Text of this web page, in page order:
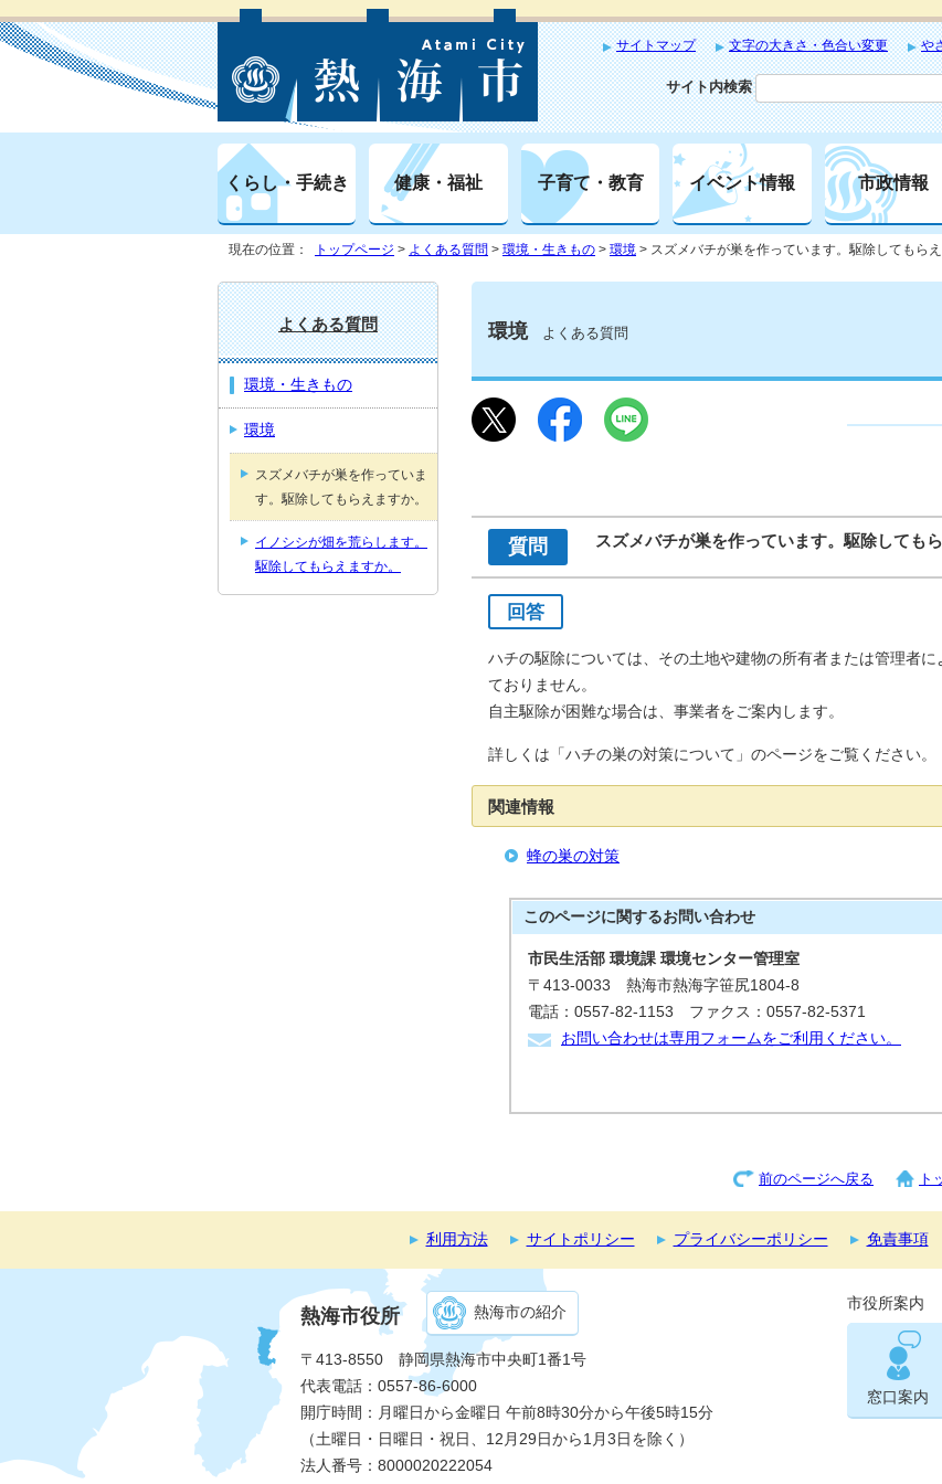
サイトマップ 文字の大きさ・色合い変更 や
サイト内検索
くらし・手続き 健康・福祉 子育て・教育 イベント情報 市政情報
現在の位置： トップページ > よくある質問 > 環境・生きもの > 環境 > スズメバチが巣を作っています。駆除してもらえ
環境よくある質問
質問 スズメバチが巣を作っています。駆除してもら
回答
ハチの駆除については、その土地や建物の所有者または管理者
ておりません。
自主駆除が困難な場合は、事業者をご案内します。
詳しくは「ハチの巣の対策について」のページをご覧ください。
関連情報
蜂の巣の対策
このページに関するお問い合わせ
市民生活部 環境課 環境センター管理室
〒413-0033 熱海市熱海字笹尻1804-8
電話：0557-82-1153 ファクス：0557-82-5371
お問い合わせは専用フォームをご利用ください。
よくある質問
環境・生きもの
環境
スズメバチが巣を作っていま
す。駆除してもらえますか。
イノシシが畑を荒らします。
駆除してもらえますか。
前のページへ戻る ト
利用方法 サイトポリシー プライバシーポリシー 免責事項
市役所案内
窓口案内
熱海市役所 熱海市の紹介
〒413-8550 静岡県熱海市中央町1番1号
代表電話：0557-86-6000
開庁時間：月曜日から金曜日 午前8時30分から午後5時15分
（土曜日・日曜日・祝日、12月29日から1月3日を除く）
法人番号：8000020222054